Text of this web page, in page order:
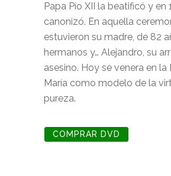
Papa Pío XII la beatificó y en
canonizó. En aquella
estuvieron su madre, de 82
hermanos y… Alejandro, su
asesino. Hoy se venera en la
María como modelo de la
pureza.
Sorry, no posts matched your
COMPRAR DVD